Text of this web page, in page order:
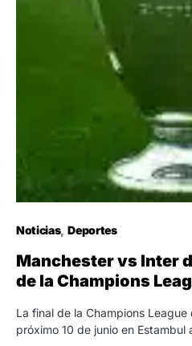
Noticias Deportes
Manchester vs Inter
de la Champions
La final de la Champions
próximo 10 de junio en Estambul